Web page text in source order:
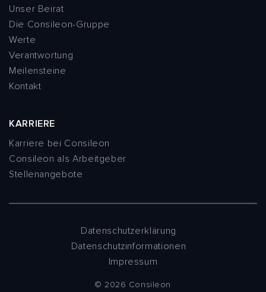
Unser Beirat
Die Consileon-Gruppe
Werte
Verantwortung
Meilensteine
Kontakt
KARRIERE
Karriere bei Consileon
Consileon als Arbeitgeber
Stellenangebote
Datenschutzerklärung
Datenschutzinformationen
Impressum
© 2026 Consileon